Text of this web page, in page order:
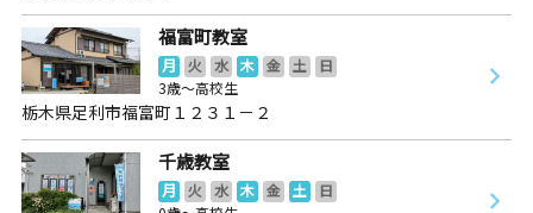
福富町教室
月 火 水 木 金 土
日
3歳～高校生
栃木県足利市福富町１２３１－２
千歳教室
月 火 水 木 金 土
日